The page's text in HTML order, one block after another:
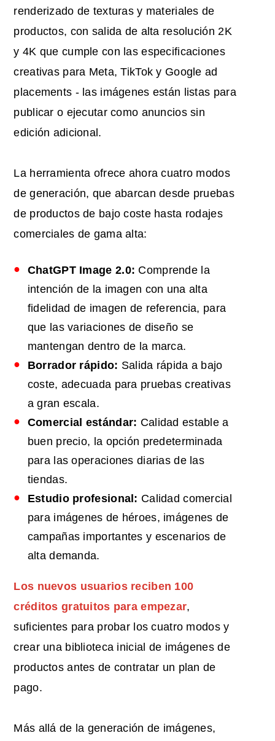
renderizado de texturas y materiales de
productos, con salida de alta resolución 2K
y 4K que cumple con las especificaciones
creativas para Meta, TikTok y Google ad
placements - las imágenes están listas para
publicar o ejecutar como anuncios sin
edición adicional.
La herramienta ofrece ahora cuatro modos
de generación, que abarcan desde pruebas
de productos de bajo coste hasta rodajes
comerciales de gama alta:
ChatGPT Image 2.0: Comprende la
intención de la imagen con una alta
fidelidad de imagen de referencia, para
que las variaciones de diseño se
mantengan dentro de la marca.
Borrador rápido: Salida rápida a bajo
coste, adecuada para pruebas creativas
a gran escala.
Comercial estándar: Calidad estable a
buen precio, la opción predeterminada
para las operaciones diarias de las
tiendas.
Estudio profesional: Calidad comercial
para imágenes de héroes, imágenes de
campañas importantes y escenarios de
alta demanda.
Los nuevos usuarios reciben 100
créditos gratuitos para empezar,
suficientes para probar los cuatro modos y
crear una biblioteca inicial de imágenes de
productos antes de contratar un plan de
pago.
Más allá de la generación de imágenes,